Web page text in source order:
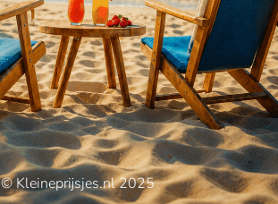
© Kleineprijsjes.nl 2025